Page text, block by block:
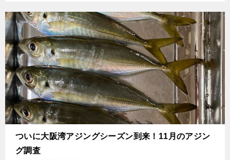
ついに大阪湾アジングシーズン到来！11月のアジン
グ調査